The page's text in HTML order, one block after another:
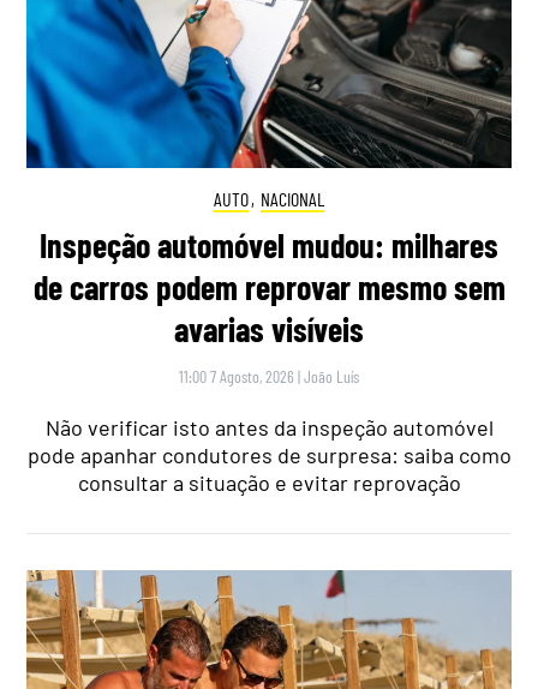
AUTO, NACIONAL
Inspeção automóvel mudou: milhares
de carros podem reprovar mesmo sem
avarias visíveis
11:00 7 Agosto, 2026 |João Luís
Não verificar isto antes da inspeção automóvel
pode apanhar condutores de surpresa: saiba como
consultar a situação e evitar reprovação